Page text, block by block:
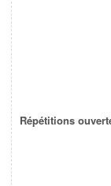
Répétitions